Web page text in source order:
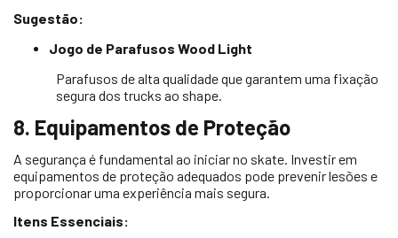
Sugestão:
Jogo de Parafusos Wood Light
Parafusos de alta qualidade que garantem uma fixação
segura dos trucks ao shape.
8. Equipamentos de Proteção
A segurança é fundamental ao iniciar no skate. Investir em
equipamentos de proteção adequados pode prevenir lesões e
proporcionar uma experiência mais segura.
Itens Essenciais: